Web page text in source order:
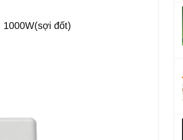
1000W(sợi đốt)